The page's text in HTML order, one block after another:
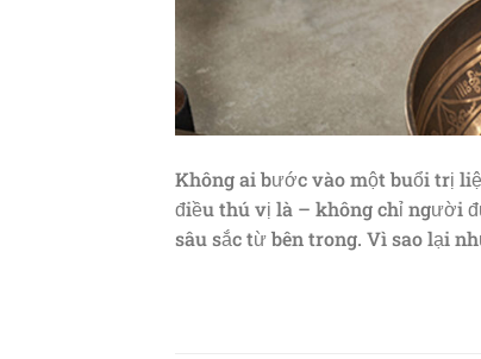
Không ai bước vào một buổi trị
điều thú vị là – không chỉ người
sâu sắc từ bên trong. Vì sao lại